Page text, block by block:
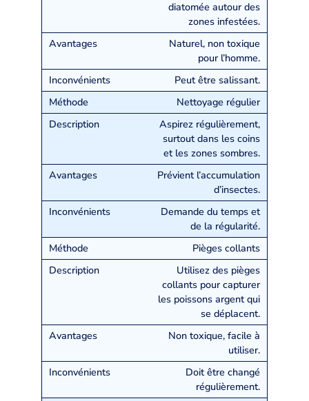
diatomée autour des
zones infestées.
Naturel, non toxique
pour l’homme.
Peut être salissant.
Nettoyage régulier
Aspirez régulièrement,
surtout dans les coins
et les zones sombres.
Prévient l’accumulation
d’insectes.
Demande du temps et
de la régularité.
Pièges collants
Utilisez des pièges
collants pour capturer
les poissons argent qui
se déplacent.
Non toxique, facile à
utiliser.
Doit être changé
régulièrement.